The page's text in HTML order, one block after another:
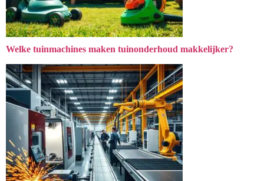
Welke tuinmachines maken tuinonderhoud makkelijker?